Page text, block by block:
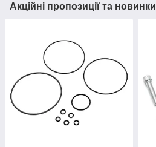
Акційні пропозиції та новинки